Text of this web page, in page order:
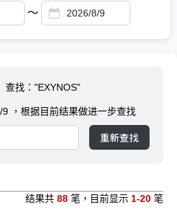
～
查找："EXYNOS"
9 ，根据目前结果做进一步查找
重新查找
结果共 88 笔，目前显示 1-20 笔